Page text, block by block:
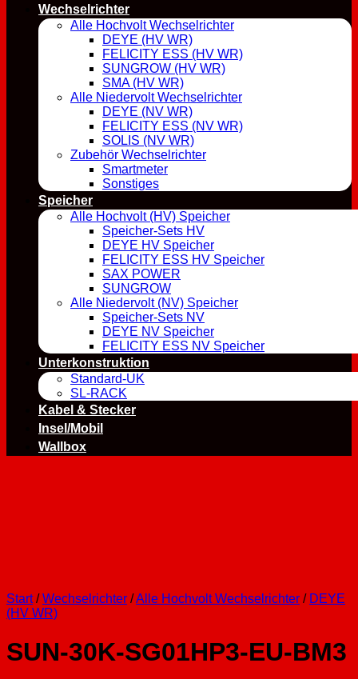
Wechselrichter
Alle Hochvolt Wechselrichter
DEYE (HV WR)
FELICITY ESS (HV WR)
SUNGROW (HV WR)
SMA (HV WR)
Alle Niedervolt Wechselrichter
DEYE (NV WR)
FELICITY ESS (NV WR)
SOLIS (NV WR)
Zubehör Wechselrichter
Smartmeter
Sonstiges
Speicher
Alle Hochvolt (HV) Speicher
Speicher-Sets HV
DEYE HV Speicher
FELICITY ESS HV Speicher
SAX POWER
SUNGROW
Alle Niedervolt (NV) Speicher
Speicher-Sets NV
DEYE NV Speicher
FELICITY ESS NV Speicher
Unterkonstruktion
Standard-UK
SL-RACK
Kabel & Stecker
Insel/Mobil
Wallbox
Start / Wechselrichter /Alle Hochvolt Wechselrichter / DEYE
(HV WR)
SUN-30K-SG01HP3-EU-BM3